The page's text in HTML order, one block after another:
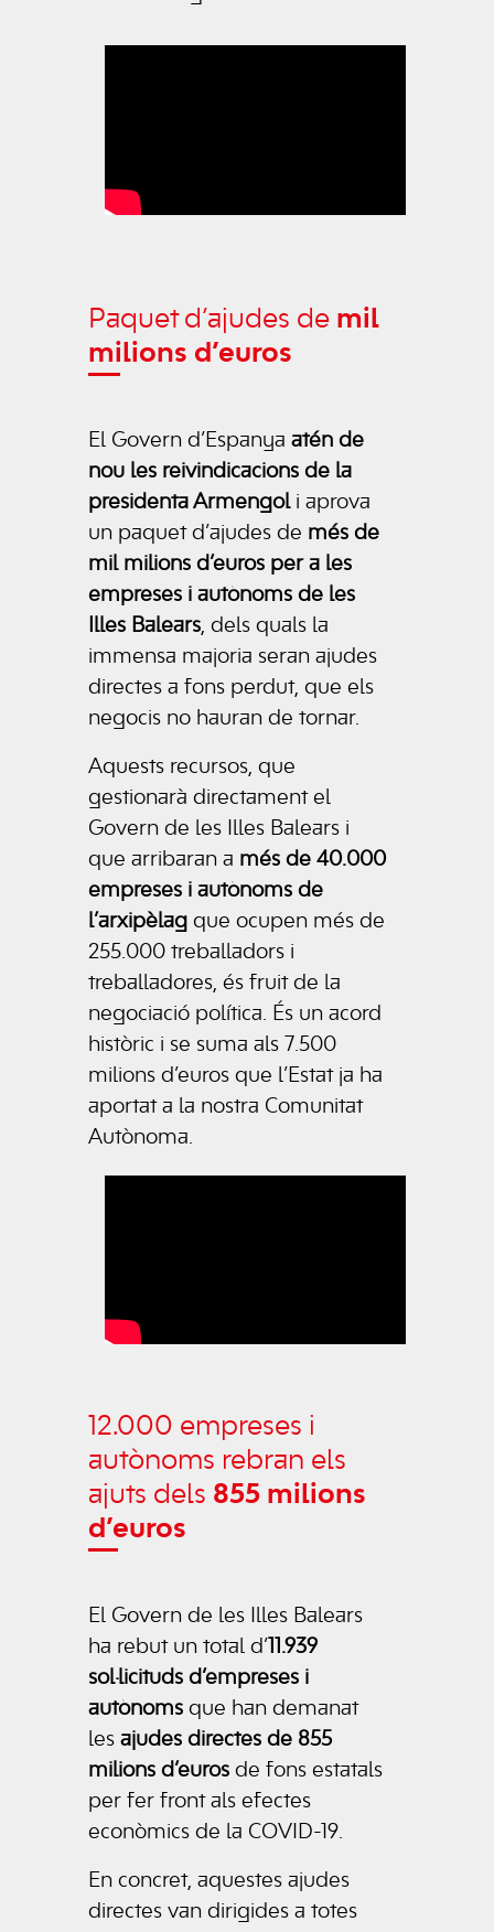
Paquet d’ajudes de mil
milions d’euros
El Govern d’Espanya atén de
nou les reivindicacions de la
presidenta Armengoli aprova
un paquet d’ajudes de més de
mil milions d’euros per a les
empreses i autònoms de les
Illes Balears, dels quals la
immensa majoria seran ajudes
directes a fons perdut, que els
negocis no hauran de tornar.
Aquests recursos, que
gestionarà directament el
Govern de les Illes Balears i
que arribaran a més de 40.000
empreses i autònoms de
l’arxipèlag que ocupen més de
255.000 treballadors i
treballadores, és fruit de la
negociació política. És un acord
històric i se suma als 7.500
milions d’euros que l’Estat ja ha
aportat a la nostra Comunitat
Autònoma.
12.000 empreses i
autònoms rebran els
ajuts dels 855 milions
d’euros
El Govern de les Illes Balears
ha rebut un total d’ 11.939
sol·licituds d’empreses i
autònoms que han demanat
les ajudes directes de 855
milions d’euros de fons estatals
per fer front als efectes
econòmics de la COVID-19.
En concret, aquestes ajudes
directes van dirigides a totes